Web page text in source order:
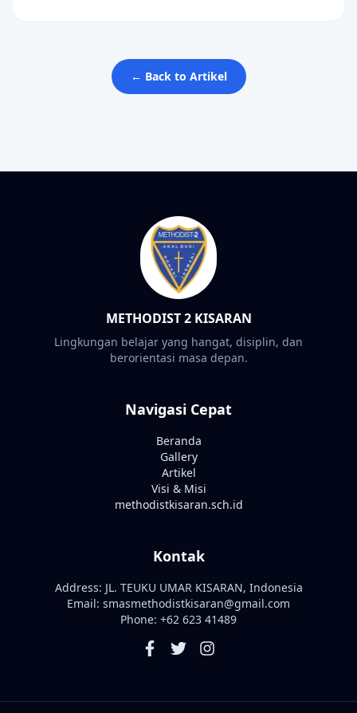
← Back to Artikel
METHODIST 2 KISARAN
Lingkungan belajar yang hangat, disiplin, dan
berorientasi masa depan.
Navigasi Cepat
Beranda
Gallery
Artikel
Visi & Misi
methodistkisaran.sch.id
Kontak
Address: JL. TEUKU UMAR KISARAN, Indonesia
Email: smasmethodistkisaran@gmail.com
Phone: +62 623 41489